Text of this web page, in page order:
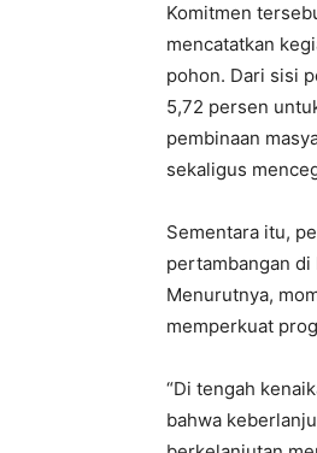
Komitmen
mencatatkan
pohon. Dari sisi
5,72 persen
pembinaan
sekaligus
Sementara itu,
pertambangan
Menurutnya,
memperkuat
“Di tengah
bahwa